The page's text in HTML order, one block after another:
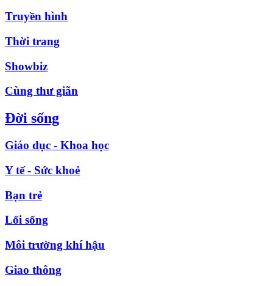
Truyền hình
Thời trang
Showbiz
Cùng thư giãn
Đời sống
Giáo dục - Khoa học
Y tế - Sức khoẻ
Bạn trẻ
Lối sống
Môi trường khí hậu
Giao thông